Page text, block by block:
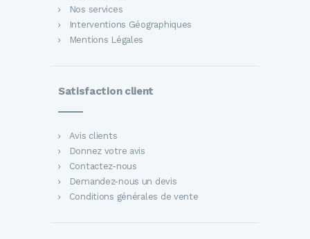
Nos services
Interventions Géographiques
Mentions Légales
Satisfaction client
Avis clients
Donnez votre avis
Contactez-nous
Demandez-nous un devis
Conditions générales de vente